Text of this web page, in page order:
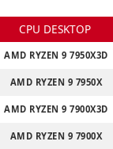
CPU DESKTOP
AMD RYZEN 9 7950X3D
AMD RYZEN 9 7950X
AMD RYZEN 9 7900X3D
AMD RYZEN 9 7900X